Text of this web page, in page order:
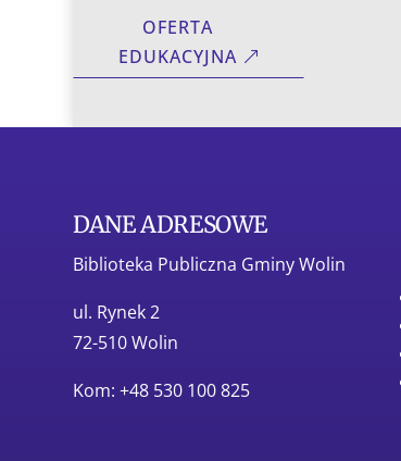
OFERTA
EDUKACYJNA
DANE ADRESOWE
Biblioteka Publiczna Gminy Wolin
ul. Rynek 2
72-510 Wolin
Kom: +48 530 100 825